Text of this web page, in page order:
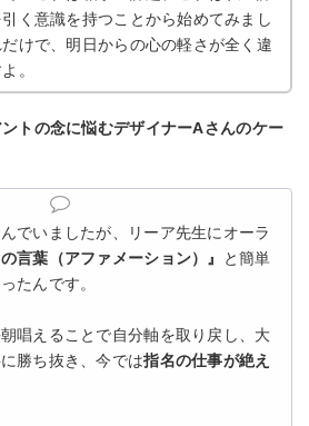
く意識を持つことから始めてみまし
だけで、明日からの心の軽さが全く違
。
ントの念に悩むデザイナーAさんのケー
でいましたが、リーア先生にオーラ
の言葉（アファメーション）』
と簡単
たんです。
唱えることで自分軸を取り戻し、大
勝ち抜き、今では指名の仕事が絶え